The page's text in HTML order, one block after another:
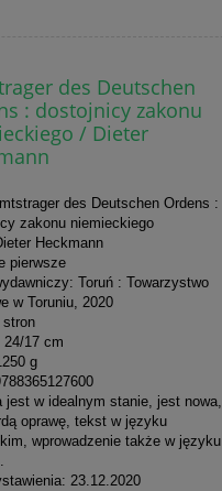
des Deutschen
: dostojnicy zakonu
/ Dieter
des Deutschen Ordens :
zakonu niemieckiego
Heckmann
pierwsze
Toruń : Towarzystwo
w Toruniu, 2020
24/17 cm
g
jest w idealnym stanie, jest nowa,
oprawę, tekst w języku
wprowadzenie także w języku
23.12.2020